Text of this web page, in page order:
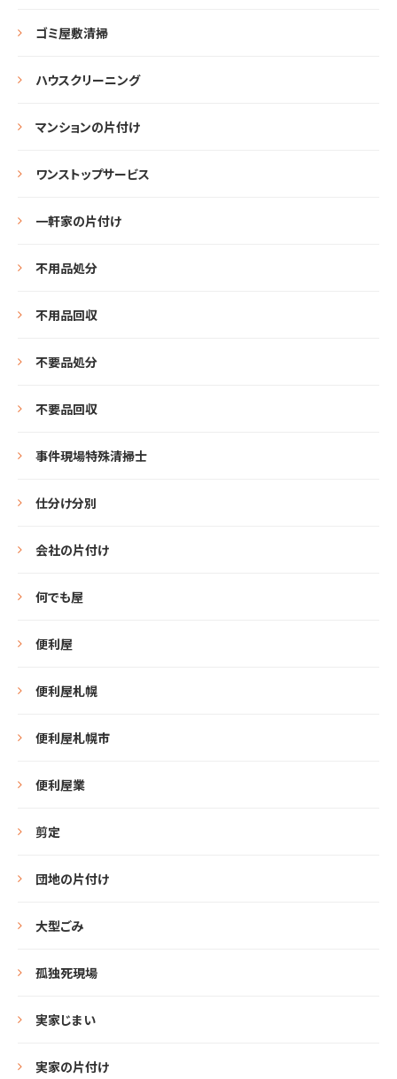
ゴミ屋敷清掃
ハウスクリーニング
マンションの片付け
ワンストップサービス
一軒家の片付け
不用品処分
不用品回収
不要品処分
不要品回収
事件現場特殊清掃士
仕分け分別
会社の片付け
何でも屋
便利屋
便利屋札幌
便利屋札幌市
便利屋業
剪定
団地の片付け
大型ごみ
孤独死現場
実家じまい
実家の片付け